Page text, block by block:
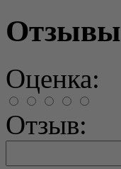
Отзывы
Оценка:
Отзыв: